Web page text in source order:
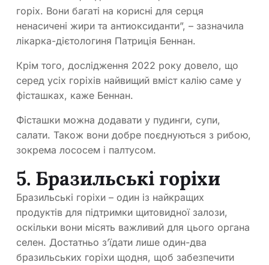
горіх. Вони багаті на корисні для серця
ненасичені жири та антиоксиданти”, – зазначила
лікарка-дієтологиня Патриція Беннан.
Крім того, дослідження 2022 року довело, що
серед усіх горіхів найвищий вміст калію саме у
фісташках, каже Беннан.
Фісташки можна додавати у пудинги, супи,
салати. Також вони добре поєднуються з рибою,
зокрема лососем і палтусом.
5. Бразильські горіхи
Бразильські горіхи – один із найкращих
продуктів для підтримки щитовидної залози,
оскільки вони місять важливий для цього органа
селен. Достатньо з’їдати лише один-два
бразильських горіхи щодня, щоб забезпечити